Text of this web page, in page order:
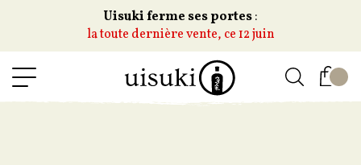
Uisuki ferme ses portes:
la toute dernière vente, ce 12 juin